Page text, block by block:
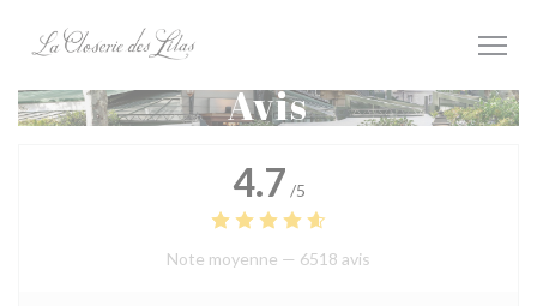
Avis
4.7 /5
Note moyenne — 6518 avis